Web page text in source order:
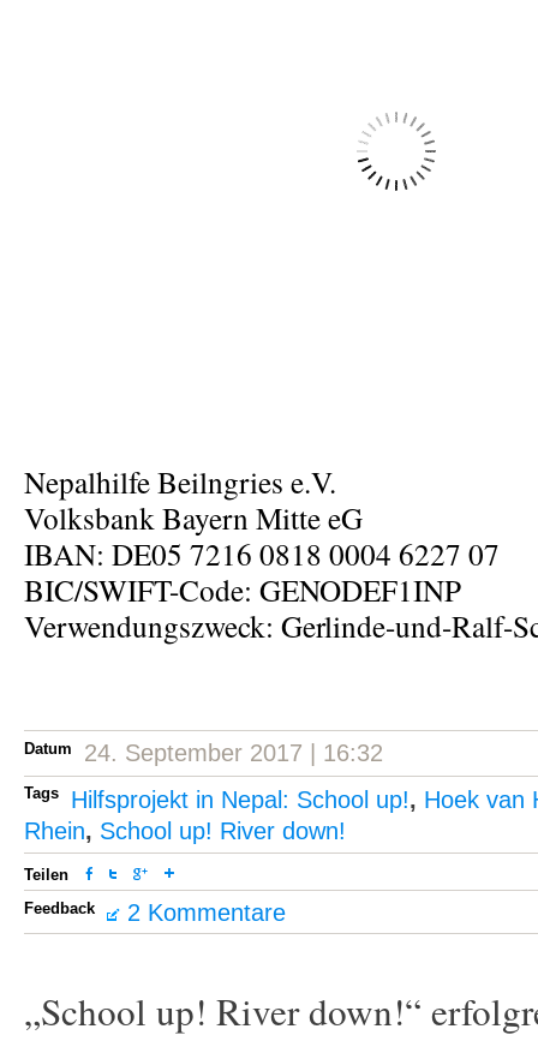
Nepalhilfe Beilngries e.V.
Volksbank Bayern Mitte eG
IBAN: DE05 7216 0818 0004 6227 07
BIC/SWIFT-Code: GENODEF1INP
Verwendungszweck: Gerlinde-und-Ralf-
Datum 24. September 2017 | 16:32
Tags Hilfsprojekt in Nepal: School up!, Hoek van
Rhein, School up! River down!
Teilen
Feedback
2 Kommentare
„School up! River down!“